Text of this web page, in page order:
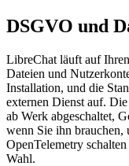
DSGVO und
LibreChat läuft auf
Dateien und
Installation, und die
externen Dienst auf.
ab Werk abgeschaltet,
wenn Sie ihn
OpenTelemetry
Wahl.